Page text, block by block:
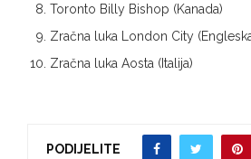
Toronto Billy Bishop (Kanada)
Zračna luka London City
Zračna luka Aosta (Italija)
PODIJELITE